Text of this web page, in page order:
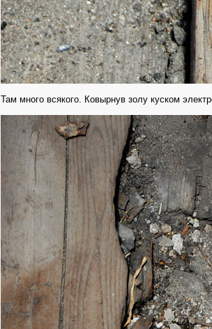
Там много всякого. Ковырнув золу куском